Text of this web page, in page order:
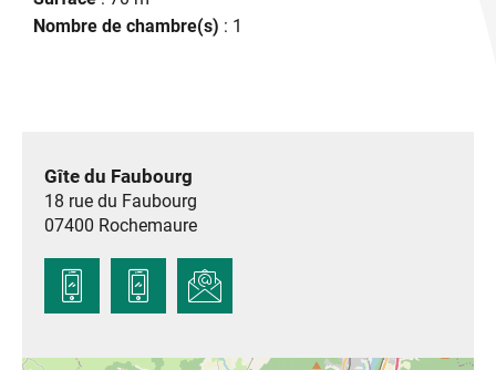
Nombre de chambre(s) : 1
Gîte du Faubourg
18 rue du Faubourg
07400 Rochemaure